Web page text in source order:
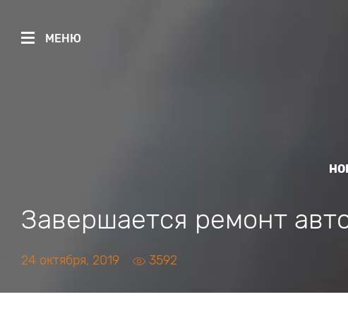
МЕНЮ
Завершается ремонт
24 октября, 2019 3592